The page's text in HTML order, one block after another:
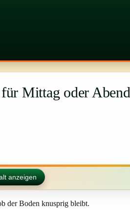
Mittag oder Abend
anzeigen
der Boden knusprig bleibt.